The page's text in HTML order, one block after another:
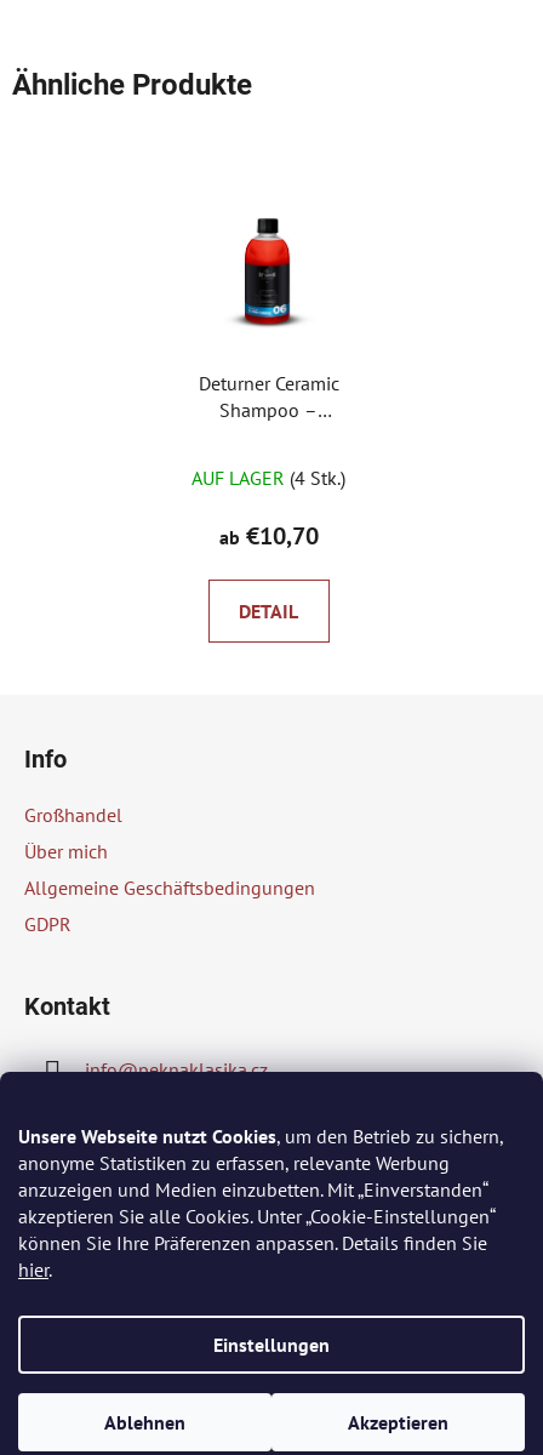
Unsere Webseite nutzt Cookies, um den Betrieb zu sichern,
anonyme Statistiken zu erfassen, relevante Werbung
anzuzeigen und Medien einzubetten. Mit „Einverstanden“
akzeptieren Sie alle Cookies. Unter „Cookie-Einstellungen“
können Sie Ihre Präferenzen anpassen. Details finden Sie
hier.
Einstellungen
Ablehnen Akzeptieren
Ähnliche Produkte
Deturner Ceramic
Shampoo –
AUF LAGER (4 Stk.)
ab €10,70
DETAIL
Info
Großhandel
Über mich
Allgemeine Geschäftsbedingungen
GDPR
Kontakt
info@peknaklasika.cz
778002430
Wir akzeptieren online-Zahlungen
Erstellt von Shoptet
Copyright 2026PĚKNÁ KLASIKA
. Alle Rechte vorbehalten.